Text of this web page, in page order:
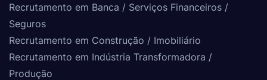
Recrutamento em Banca / Serviços Financeiros /
Seguros
Recrutamento em Construção / Imobiliário
Recrutamento em Indústria Transformadora /
Produção